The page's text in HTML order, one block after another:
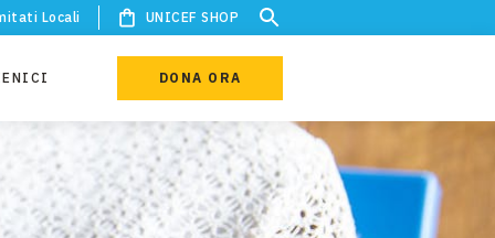
Locali UNICEF SHOP
DONA ORA